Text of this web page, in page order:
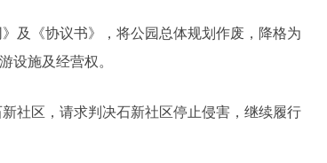
及《协议书》，将公园总体规划作废，降格为
设施及经营权。
社区，请求判决石新社区停止侵害，继续履行